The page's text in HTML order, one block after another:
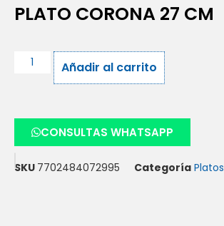
PLATO CORONA 27 CM
Añadir al carrito
CONSULTAS WHATSAPP
SKU 7702484072995 Categoría Platos